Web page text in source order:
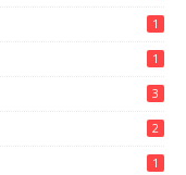
1
1
3
2
1